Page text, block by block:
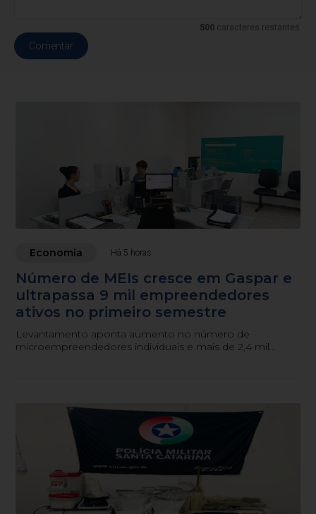
500caracteres restantes.
Comentar
Economia Há 5 horas
Número de MEIs cresce em Gaspar e
ultrapassa 9 mil empreendedores
ativos no primeiro semestre
Levantamento aponta aumento no número de
microempreendedores individuais e mais de 2,4 mil